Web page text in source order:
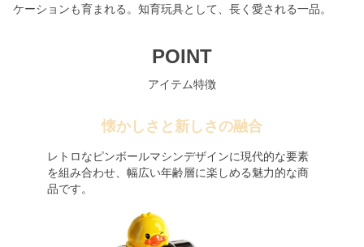
ケーションも育まれる。知育玩具として、長く愛される一品。
POINT
アイテム特徴
懐かしさと新しさの融合
レトロなピンボールマシンデザインに現代的な要素
を組み合わせ、幅広い年齢層に楽しめる魅力的な商
品です。